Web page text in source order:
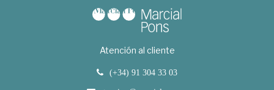
Atención al cliente
(+34) 91 304 33 03